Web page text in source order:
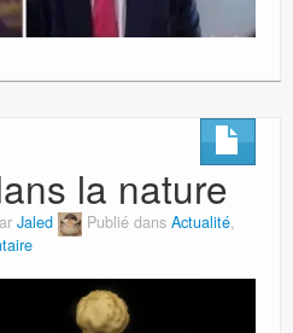
la nature
Jaled Publié dans Actualité,